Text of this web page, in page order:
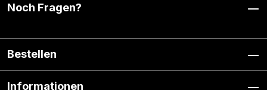
Noch Fragen?
Bestellen
Informationen